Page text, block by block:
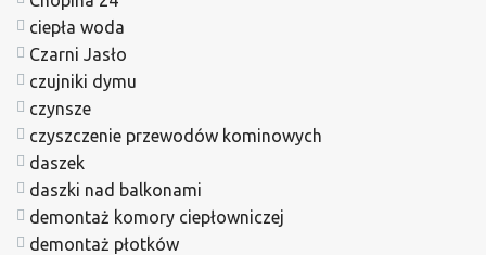
ciepła woda
Czarni Jasło
czujniki dymu
czynsze
czyszczenie przewodów kominowych
daszek
daszki nad balkonami
demontaż komory ciepłowniczej
demontaż płotków